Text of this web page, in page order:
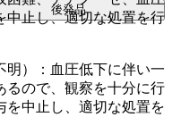
中止し、適切な処置を行
）：血圧低下に伴い一
るので、観察を十分に行
を中止し、適切な処置を
後発品